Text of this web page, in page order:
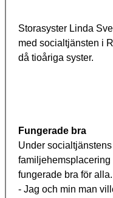
Storasyster Linda
med socialtjänsten i
då tioåriga syster.
Fungerade bra
Under
fungerade bra för alla.
­- Jag och min man